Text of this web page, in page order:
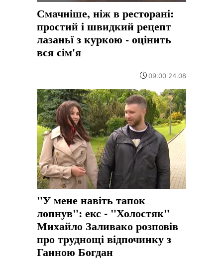
Смачніше, ніж в ресторані:
простий і швидкий рецепт
лазаньї з куркою - оцінить
вся сім'я
09:00 24.08
"У мене навіть тапок
лопнув": екс - "Холостяк"
Михайло Заливако розповів
про труднощі відпочинку з
Ганною Богдан